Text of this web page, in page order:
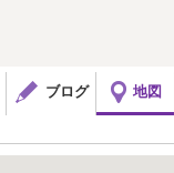
ブログ 地図